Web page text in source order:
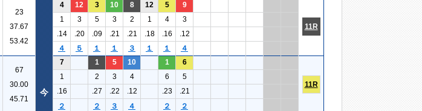
23
37.67
53.42
4 12 3 10 8 12 5 9
11R
1 3 5 3 2 1 4
3
.14
.20 .09 .21 .21 .18 .16
.12
４
５ １ １ ３ １ １ ４
67
30.00
45.71
7 1 5 10 1 6
11R
1 2 3 4 6
5
.16
.27 .22 .12 .23
.21
２
２ ３ ４ ２ ２
今